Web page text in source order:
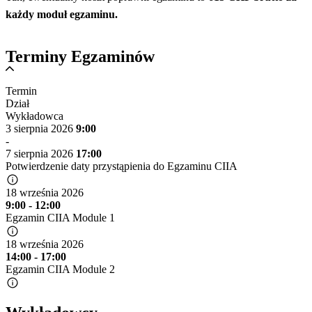
każdy moduł egzaminu.
Terminy Egzaminów
Termin
Dział
Wykładowca
3 sierpnia 2026 9:00
-
7 sierpnia 2026 17:00
Potwierdzenie daty przystąpienia do Egzaminu CIIA
18 września 2026
9:00 - 12:00
Egzamin CIIA Module 1
18 września 2026
14:00 - 17:00
Egzamin CIIA Module 2